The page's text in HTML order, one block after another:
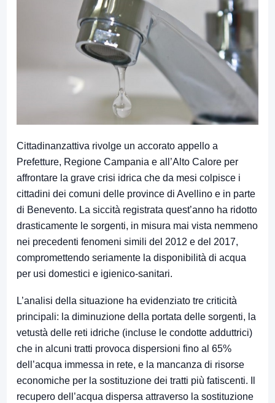
Cittadinanzattiva rivolge un accorato appello a
Prefetture, Regione Campania e all’Alto Calore per
affrontare la grave crisi idrica che da mesi colpisce i
cittadini dei comuni delle province di Avellino e in parte
di Benevento. La siccità registrata quest’anno ha ridotto
drasticamente le sorgenti, in misura mai vista nemmeno
nei precedenti fenomeni simili del 2012 e del 2017,
compromettendo seriamente la disponibilità di acqua
per usi domestici e igienico-sanitari.
L’analisi della situazione ha evidenziato tre criticità
principali: la diminuzione della portata delle sorgenti, la
vetustà delle reti idriche (incluse le condotte adduttrici)
che in alcuni tratti provoca dispersioni fino al 65%
dell’acqua immessa in rete, e la mancanza di risorse
economiche per la sostituzione dei tratti più fatiscenti. Il
recupero dell’acqua dispersa attraverso la sostituzione